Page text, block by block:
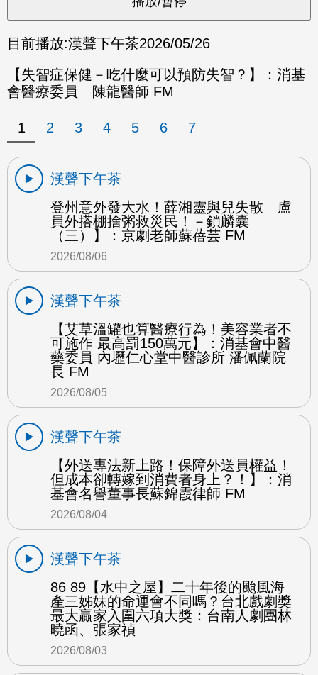
目前播放:漢聲下午茶2026/05/26
【失智症保健－吃什麼可以預防失智？】：消基
會醫療委員 陳龍醫師 FM
1 2 3 4 5 6 7
漢聲下午茶
登州意外發大水！薛湘靈與兒失散 盧
員外搭棚捨粥救災民！－鎖麟囊
（三）】：京劇老師蘇蓓芸 FM
2026/08/06
漢聲下午茶
【艾草溫罐也算醫療行為！美容業者不
可施作 最高罰150萬元】：消基會中醫
藥委員 內壢仁心堂中醫診所 潘佩蘭院
長 FM
2026/08/05
漢聲下午茶
【外送專法新上路！保障外送員權益！
但成本卻轉嫁到消費者身上？！】：消
基會名譽董事長蘇錦霞律師 FM
2026/08/04
漢聲下午茶
86 89【水中之屋】二十年後的颱風海
產三姊妹的命運會不同嗎？台北戲劇獎
最大贏家入圍六項大獎：台南人劇團林
曉函、張家禎
2026/08/03